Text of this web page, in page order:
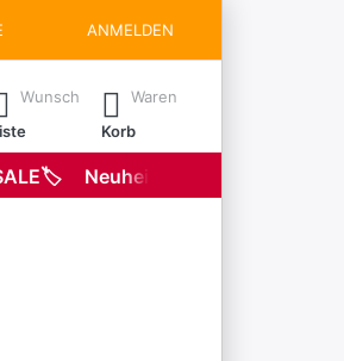
ANMELDEN
Drücken Sie die Eingabetaste, um
Wunsch
Waren
Korb
Neuheiten